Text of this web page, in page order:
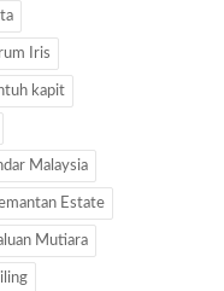
Iris
kapit
Malaysia
Estate
Mutiara